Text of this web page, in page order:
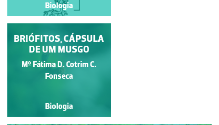
Biologia
Biologia
MUSGO
Ivy Livingstone
Biologia
BRIÓFITOS, CÁPSULA
DE UM MUSGO
Mº Fátima D. Cotrim C.
Fonseca
Biologia